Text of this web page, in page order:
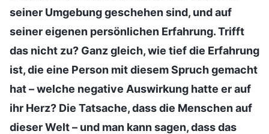
seiner Umgebung geschehen sind, und auf
seiner eigenen persönlichen Erfahrung. Trifft
das nicht zu? Ganz gleich, wie tief die Erfahrung
ist, die eine Person mit diesem Spruch gemacht
hat – welche negative Auswirkung hatte er auf
ihr Herz? Die Tatsache, dass die Menschen auf
dieser Welt – und man kann sagen, dass das